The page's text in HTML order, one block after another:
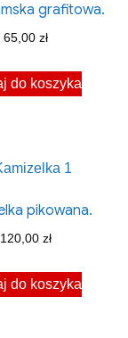
grafitowa.
65,00 zł
do koszyka
pikowana.
120,00 zł
do koszyka